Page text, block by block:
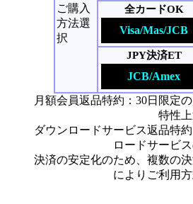
ご購入
方法選
択
全カードOK
Visa/Mas/JCB
JPY決済ET
JCB/Amex
月額会員返品特約：30日限定
特性
ダウンロードサービス返品特
ロードサービ
決済の安定化のため、複数の
によりご利用